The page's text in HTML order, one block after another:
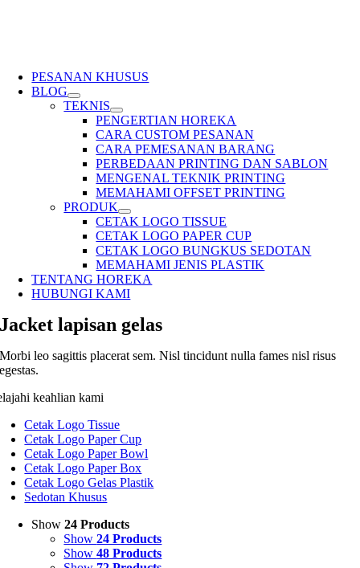
PESANAN KHUSUS
BLOG
TEKNIS
PENGERTIAN HOREKA
CARA CUSTOM PESANAN
CARA PEMESANAN BARANG
PERBEDAAN PRINTING DAN SABLON
MENGENAL TEKNIK PRINTING
MEMAHAMI OFFSET PRINTING
PRODUK
CETAK LOGO TISSUE
CETAK LOGO PAPER CUP
CETAK LOGO BUNGKUS SEDOTAN
MEMAHAMI JENIS PLASTIK
TENTANG HOREKA
HUBUNGI KAMI
Jacket lapisan gelas
Morbi leo sagittis placerat sem. Nisl tincidunt nulla fames nisl risus
egestas.
keahlian kami
Cetak Logo Tissue
Cetak Logo Paper Cup
Cetak Logo Paper Bowl
Cetak Logo Paper Box
Cetak Logo Gelas Plastik
Sedotan Khusus
Show24 Products
Show24 Products
Show48 Products